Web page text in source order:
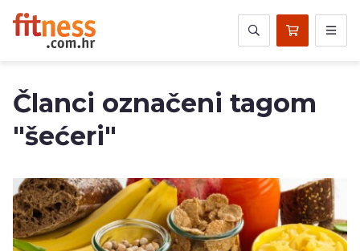
Članci označeni tagom
"šećeri"